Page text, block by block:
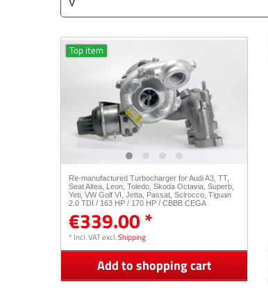
Top item
Re-manufactured Turbocharger for Audi A3, TT,
Seat Altea, Leon, Toledo, Skoda Octavia, Superb,
Yeti, VW Golf VI, Jetta, Passat, Scirocco, Tiguan
2.0 TDI / 163 HP / 170 HP / CBBB CEGA
€339.00 *
* Incl. VATexcl.Shipping
Add to shopping cart